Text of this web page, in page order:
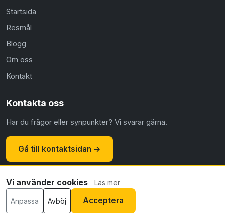
Startsida
Resmål
Blogg
Om oss
Kontakt
Kontakta oss
Har du frågor eller synpunkter? Vi svarar gärna.
Gå till kontaktsidan →
© 2026 Flyg.nu · Om oss·Kontakt
Cookiepolicy
Redaktionell policy
Vi använder cookies Läs mer
Anpassa Avböj Acceptera